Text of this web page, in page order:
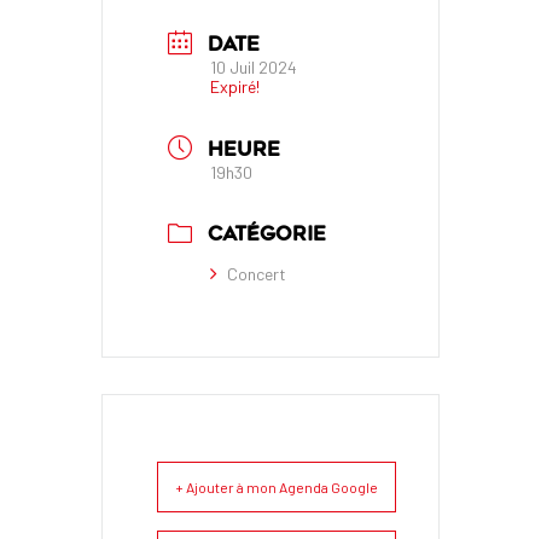
DATE
10 Juil 2024
Expiré!
HEURE
19h30
CATÉGORIE
Concert
+ Ajouter à mon Agenda Google